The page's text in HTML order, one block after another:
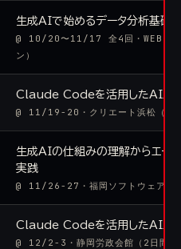
生成AIで始めるデータ分析基礎【
@ 10/20〜11/17 全4回・WEBee
ン）
Claude Codeを活用したAIエー
@ 11/19-20・クリエート浜松（2
生成AIの仕組みの理解からエー
実践
@ 11/26-27・福岡ソフトウェアセ
Claude Codeを活用したAIエー
@ 12/2-3・静岡労政会館（2日間）